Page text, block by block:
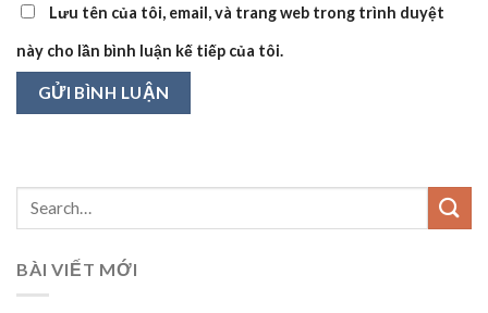
Lưu tên của tôi, email, và trang web trong trình duyệt
này cho lần bình luận kế tiếp của tôi.
BÀI VIẾT MỚI